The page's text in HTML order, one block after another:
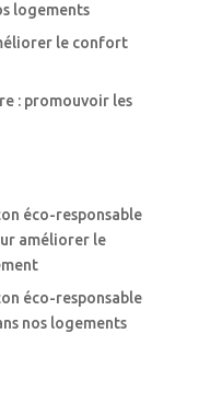
logements
le confort
: promouvoir les
éco-responsable
améliorer le
éco-responsable
nos logements